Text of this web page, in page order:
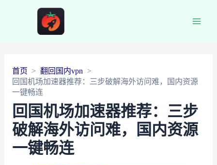
首页
翻回国内vpn
回国机场加速器推荐：三步破解海外访问难，国内资源
一键畅连
回国机场加速器推荐：三步
破解海外访问难，国内资源
一键畅连